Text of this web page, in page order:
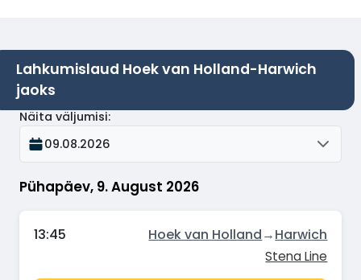
Lahkumislaud Hoek van Holland-Harwich
jaoks
Pühapäev, 9. August 2026
Näita väljumisi:
09.08.2026
13:45 Hoek van Holland→Harwich
Stena Line